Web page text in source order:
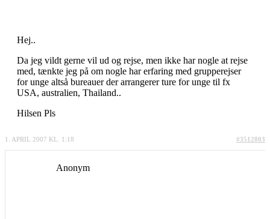
Hej..
Da jeg vildt gerne vil ud og rejse, men ikke har nogle at rejse
med, tænkte jeg på om nogle har erfaring med grupperejser
for unge altså bureauer der arrangerer ture for unge til fx
USA, australien, Thailand..
Hilsen Pls
1. APRIL 2007 KL. 1:18 #3512803
Anonym